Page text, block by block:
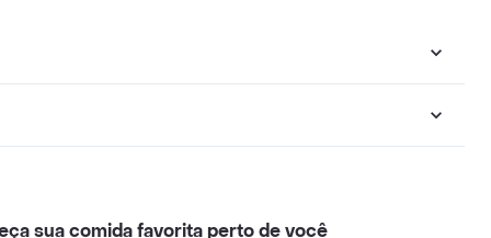
sua comida favorita perto de você